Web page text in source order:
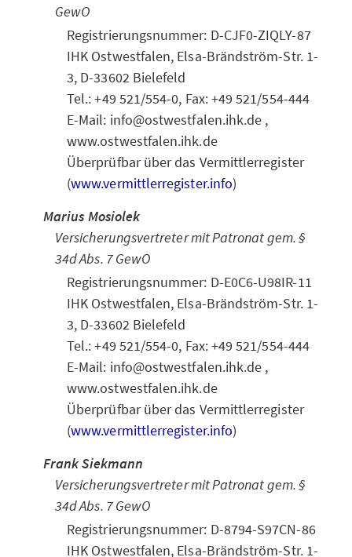
GewO
Registrierungsnummer: D-CJF0-ZIQLY-87
IHK Ostwestfalen, Elsa-Brändström-Str. 1-
3, D-33602 Bielefeld
Tel.: +49 521/554-0, Fax: +49 521/554-444
E-Mail: info@ostwestfalen.ihk.de ,
www.ostwestfalen.ihk.de
Überprüfbar über das Vermittlerregister
(www.vermittlerregister.info)
Marius Mosiolek
Versicherungsvertreter mit Patronat gem. §
34d Abs. 7 GewO
Registrierungsnummer: D-E0C6-U98IR-11
IHK Ostwestfalen, Elsa-Brändström-Str. 1-
3, D-33602 Bielefeld
Tel.: +49 521/554-0, Fax: +49 521/554-444
E-Mail: info@ostwestfalen.ihk.de ,
www.ostwestfalen.ihk.de
Überprüfbar über das Vermittlerregister
(www.vermittlerregister.info)
Frank Siekmann
Versicherungsvertreter mit Patronat gem. §
34d Abs. 7 GewO
Registrierungsnummer: D-8794-S97CN-86
IHK Ostwestfalen, Elsa-Brändström-Str. 1-